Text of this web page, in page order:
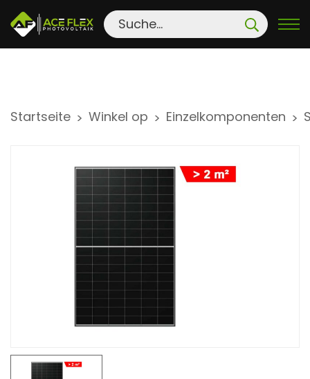
Startseite > Winkel op > Einzelkomponenten >